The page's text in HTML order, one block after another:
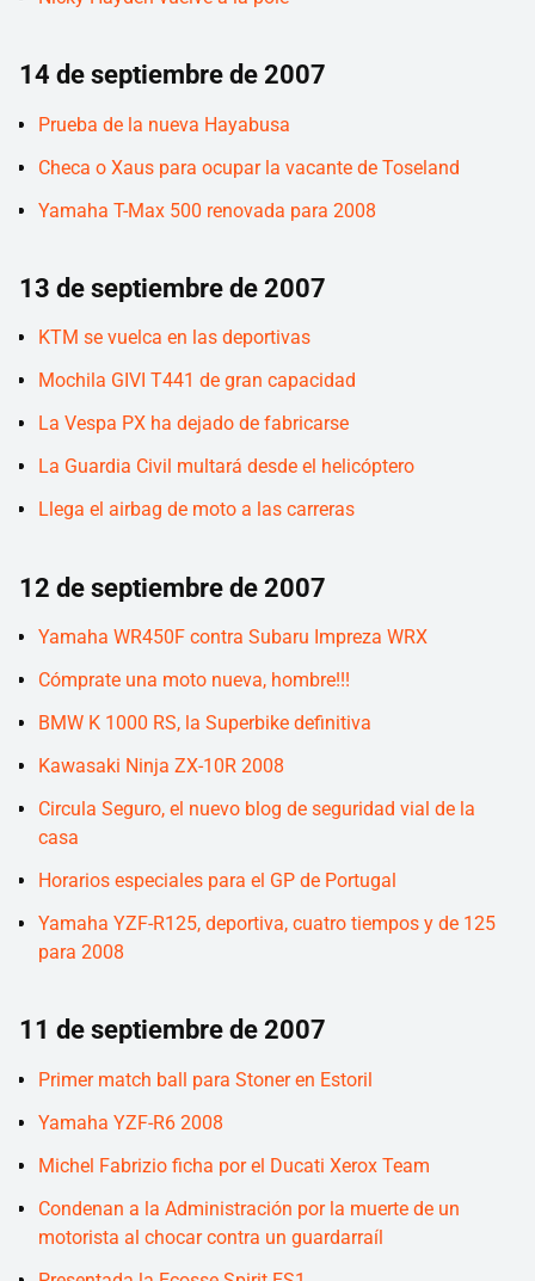
14 de septiembre de 2007
Prueba de la nueva Hayabusa
Checa o Xaus para ocupar la vacante de Toseland
Yamaha T-Max 500 renovada para 2008
13 de septiembre de 2007
KTM se vuelca en las deportivas
Mochila GIVI T441 de gran capacidad
La Vespa PX ha dejado de fabricarse
La Guardia Civil multará desde el helicóptero
Llega el airbag de moto a las carreras
12 de septiembre de 2007
Yamaha WR450F contra Subaru Impreza WRX
Cómprate una moto nueva, hombre!!!
BMW K 1000 RS, la Superbike definitiva
Kawasaki Ninja ZX-10R 2008
Circula Seguro, el nuevo blog de seguridad vial de la
casa
Horarios especiales para el GP de Portugal
Yamaha YZF-R125, deportiva, cuatro tiempos y de 125
para 2008
11 de septiembre de 2007
Primer match ball para Stoner en Estoril
Yamaha YZF-R6 2008
Michel Fabrizio ficha por el Ducati Xerox Team
Condenan a la Administración por la muerte de un
motorista al chocar contra un guardarraíl